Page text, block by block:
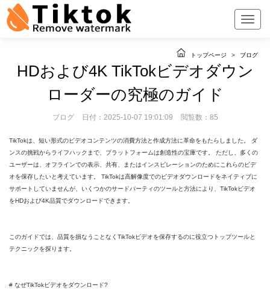
トップページ > ブログ
HDおよび4K TikTokビデオダウン
ローダーの究極のガイド
ブログ 日付：2025-10-07 19:01:09 閲覧数：85
TikTokは、短い形式のビデオコンテンツの消費方法と作成方法に革命をもたらしました。 ダ
ンスの挑戦からライフハックまで、プラットフォームは創造性の宝庫です。 ただし、多くの
ユーザーは、オフラインでの表示、共有、またはインスピレーションのためにこれらのビデ
オを保存したいと考えています。 TikTokは高解像度でのビデオダウンロードをネイティブに
サポートしていませんが、いくつかのサードパーティのツールと方法により、TikTokビデオ
をHDおよび4K品質でダウンロードできます。
このガイドでは、品質を損なうことなくTikTokビデオを保存するのに役立つトップツールと
テクニックを探ります。
# なぜTikTokビデオをダウンロード?